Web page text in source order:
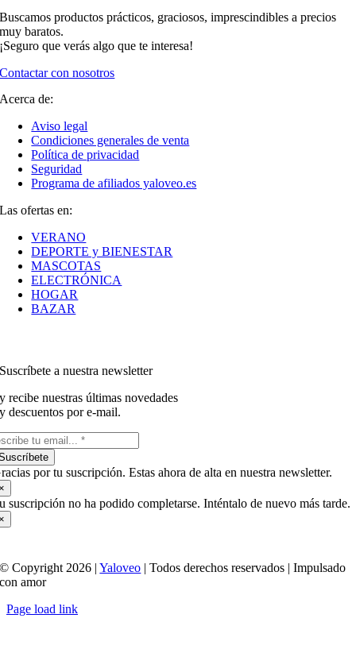
Buscamos productos prácticos, graciosos, imprescindibles a precios
muy baratos.
¡Seguro que verás algo que te interesa!
Contactar con nosotros
Acerca de:
Aviso legal
Condiciones generales de venta
Política de privacidad
Seguridad
Programa de afiliados yaloveo.es
Las ofertas en:
VERANO
DEPORTE y BIENESTAR
MASCOTAS
ELECTRÓNICA
HOGAR
BAZAR
Suscríbete a nuestra newsletter
y recibe nuestras últimas novedades
y descuentos por e-mail.
por tu suscripción. Estas ahora de alta en nuestra newsletter.
suscripción no ha podido completarse. Inténtalo de nuevo más tarde.
© Copyright 2026 |Yaloveo | Todos derechos reservados | Impulsado
con amor
Page load link